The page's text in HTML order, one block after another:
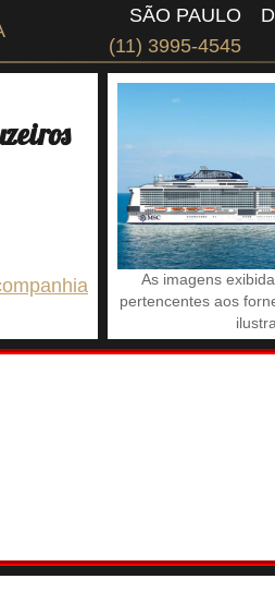
SÃO PAULO
(11) 3995-4545
As imagens
pertencentes aos